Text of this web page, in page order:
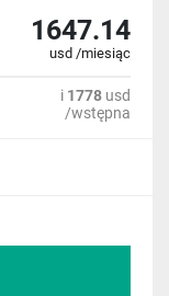
1647.14
usd /miesiąc
i 1778 usd
/wstępna